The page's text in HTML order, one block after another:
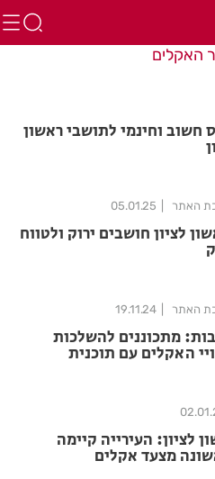
האקלים
חשוב וחינמי לתושבי ראשון
האתר 05.01.25
לציון חושבים ירוק ולטווח
האתר 19.11.24
מתכוננים להשלכות
האקלים עם תוכנית
לציון: העירייה קיימה
מצעד אקלים